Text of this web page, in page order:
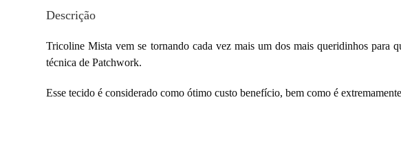
Descrição
Tricoline Mista vem se tornando cada vez mais um dos mais queridinhos para
técnica de Patchwork.
Esse tecido é considerado como ótimo custo benefício, bem como é